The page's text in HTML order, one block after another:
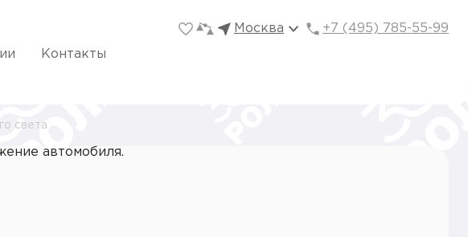
Москва +7 (495) 785-55-99
Контакты
света